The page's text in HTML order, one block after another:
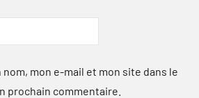
mon e-mail et mon site dans le
prochain commentaire.